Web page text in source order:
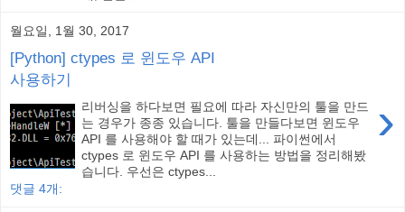
월요일, 1월 30, 2017
[Python] ctypes 로 윈도우 API
사용하기
›
리버싱을 하다보면 필요에 따라 자신만의 툴을 만드
는 경우가 종종 있습니다. 툴을 만들다보면 윈도우
API 를 사용해야 할 때가 있는데... 파이썬에서
ctypes 로 윈도우 API 를 사용하는 방법을 정리해봤
습니다. 우선은 ctypes...
댓글 4개: